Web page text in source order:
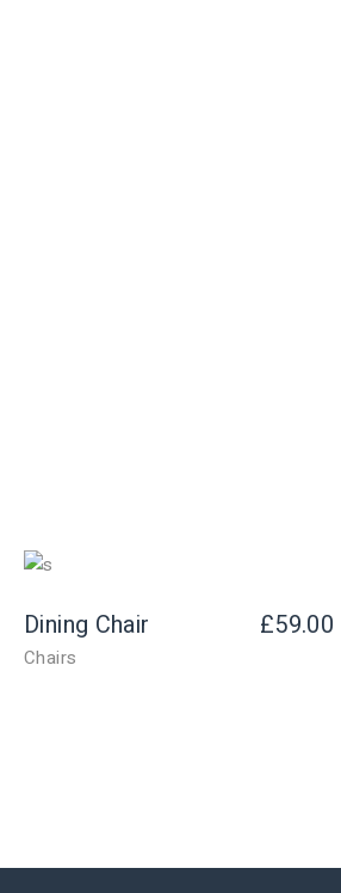
Dining Chair £59.00
Chairs